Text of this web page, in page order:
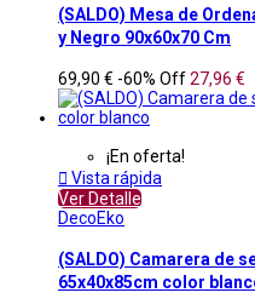
(SALDO) Mesa de
y Negro 90x60x70 Cm
69,90 € -60% Off27,96 €
¡En oferta!
 Vista rápida
Ver Detalle
DecoEko
(SALDO) Camarera de
65x40x85cm color